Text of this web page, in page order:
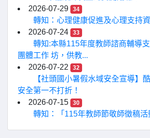
2026-07-29
34
轉知：心理健康促進及心理支持
2026-07-24
33
轉知:本縣115年度教師諮商輔導
團體工作 坊，供教...
2026-07-22
32
【社頭國小暑假水域安全宣導】
安全第一不打折！
2026-07-15
30
轉知：「115年教師節敬師徵稿活